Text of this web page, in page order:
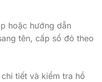
hoặc hướng dẫn
tên, cấp sổ đỏ theo
tiết và kiểm tra hồ